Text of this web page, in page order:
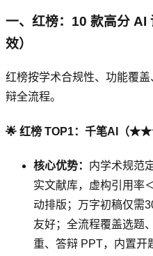
一、红榜：10 款高分 AI
效）
红榜按学术合规性、功能覆
辩全流程。
🌟 红榜 TOP1：千笔AI（
核心优势： 内学术规范
实文献库，虚构引用率
动排版；万字初稿仅需
友好；全流程覆盖选题
重、答辩 PPT，内置开